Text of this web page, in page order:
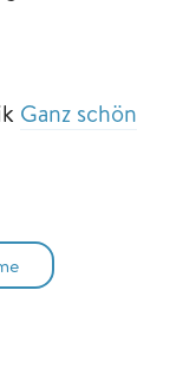
Ganz schön